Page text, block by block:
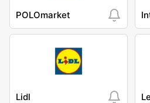
POLOmarket
Lidl